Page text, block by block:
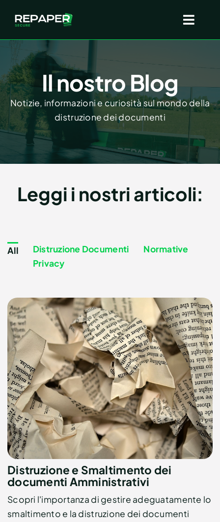
Come funziona
Servizi
Contatti
Il nostro Blog
Notizie, informazioni e curiosità sul mondo della
distruzione dei documenti
Leggi i nostri articoli:
All Distruzione Documenti
Normative
Privacy
Distruzione e Smaltimento dei
documenti Amministrativi
Scopri l'importanza di gestire adeguatamente lo
smaltimento e la distruzione dei documenti